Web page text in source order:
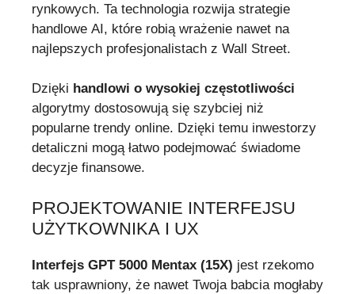
rynkowych. Ta technologia rozwija strategie
handlowe AI, które robią wrażenie nawet na
najlepszych profesjonalistach z Wall Street.
Dzięki handlowi o wysokiej częstotliwości
algorytmy dostosowują się szybciej niż
popularne trendy online. Dzięki temu inwestorzy
detaliczni mogą łatwo podejmować świadome
decyzje finansowe.
PROJEKTOWANIE INTERFEJSU
UŻYTKOWNIKA I UX
Interfejs GPT 5000 Mentax (15X) jest rzekomo
tak usprawniony, że nawet Twoja babcia mogłaby